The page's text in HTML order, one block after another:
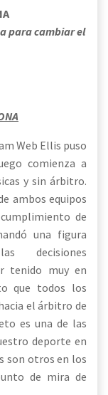
para cambiar el
Web Ellis puso
comienza a
y sin árbitro.
ambos equipos
de
una figura
decisiones
tenido muy en
que todos los
el árbitro de
es una de las
deporte en
son otros en los
de mira de